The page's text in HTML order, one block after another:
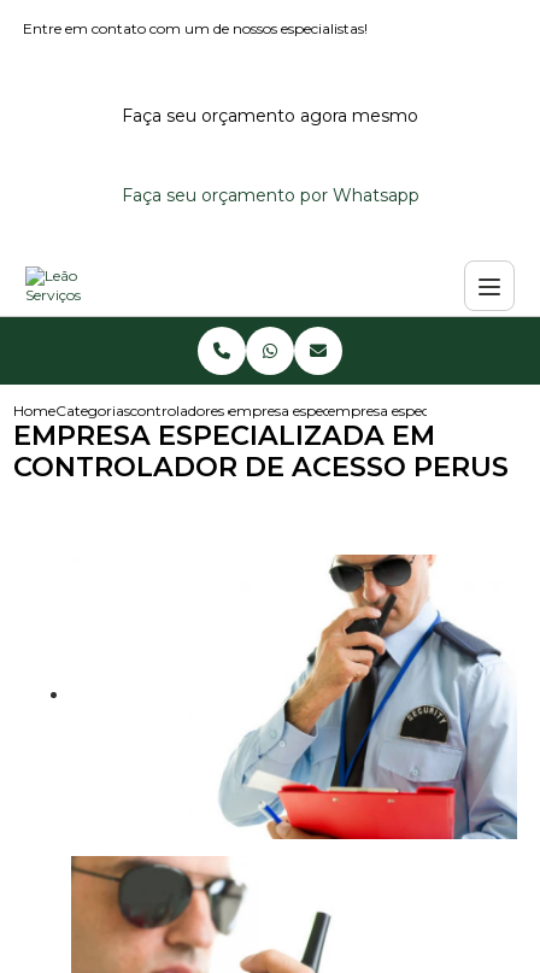
Entre em contato com um de nossos especialistas!
Faça seu orçamento agora mesmo
Faça seu orçamento por Whatsapp
HomeCategoriascontroladores de acessoempresa especialista em controlador de
empresa especializada em
EMPRESA ESPECIALIZADA EM
CONTROLADOR DE ACESSO PERUS